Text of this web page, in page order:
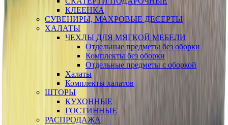
КЛЕЕНКА
СУВЕНИРЫ, МАХРОВЫЕ ДЕСЕРТЫ
ХАЛАТЫ
ЧЕХЛЫ ДЛЯ МЯГКОЙ МЕБЕЛИ
Отдельные предметы без оборки
Комплекты без оборки
Отдельные предметы с оборкой
Халаты
Комплекты халатов
ШТОРЫ
КУХОННЫЕ
ГОСТИННЫЕ
РАСПРОДАЖА